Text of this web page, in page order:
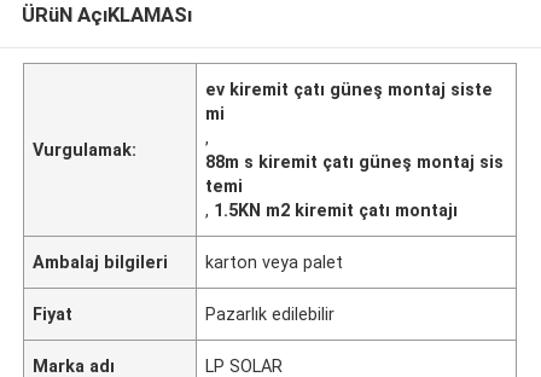
ÜRüN AçıKLAMASı
Vurgulamak:
ev kiremit çatı güneş montaj siste
mi
,
88m s kiremit çatı güneş montaj sis
temi
, 1.5KN m2 kiremit çatı montajı
Ambalaj bilgileri karton veya palet
Fiyat Pazarlık edilebilir
Marka adı LP SOLAR